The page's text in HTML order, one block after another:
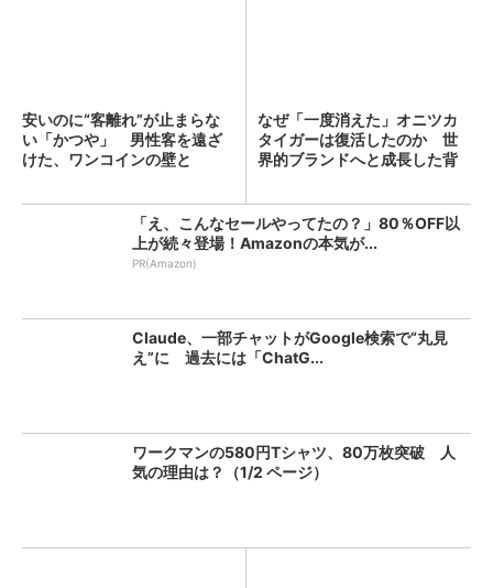
安いのに“客離れ”が止まらな
い「かつや」 男性客を遠ざ
けた、ワンコインの壁と
なぜ「一度消えた」オニツカ
タイガーは復活したのか 世
界的ブランドへと成長した背
「え、こんなセールやってたの？」80％OFF以
上が続々登場！Amazonの本気が...
PR(Amazon)
Claude、一部チャットがGoogle検索で“丸見
え”に 過去には「ChatG...
ワークマンの580円Tシャツ、80万枚突破 人
気の理由は？（1/2 ページ）